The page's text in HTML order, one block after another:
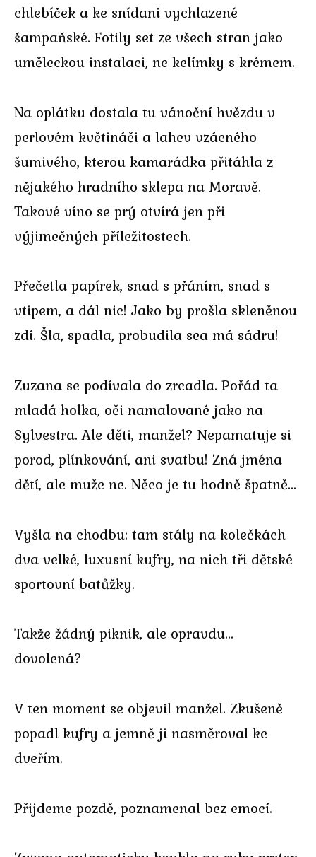
chlebíček a ke snídani vychlazené
šampaňské. Fotily set ze všech stran jako
uměleckou instalaci, ne kelímky s krémem.
Na oplátku dostala tu vánoční hvězdu v
perlovém květináči a lahev vzácného
šumivého, kterou kamarádka přitáhla z
nějakého hradního sklepa na Moravě.
Takové víno se prý otvírá jen při
výjimečných příležitostech.
Přečetla papírek, snad s přáním, snad s
vtipem, a dál nic! Jako by prošla skleněnou
zdí. Šla, spadla, probudila sea má sádru!
Zuzana se podívala do zrcadla. Pořád ta
mladá holka, oči namalované jako na
Sylvestra. Ale děti, manžel? Nepamatuje si
porod, plínkování, ani svatbu! Zná jména
dětí, ale muže ne. Něco je tu hodně špatně…
Vyšla na chodbu: tam stály na kolečkách
dva velké, luxusní kufry, na nich tři dětské
sportovní batůžky.
Takže žádný piknik, ale opravdu…
dovolená?
V ten moment se objevil manžel. Zkušeně
popadl kufry a jemně ji nasměroval ke
dveřím.
Přijdeme pozdě, poznamenal bez emocí.